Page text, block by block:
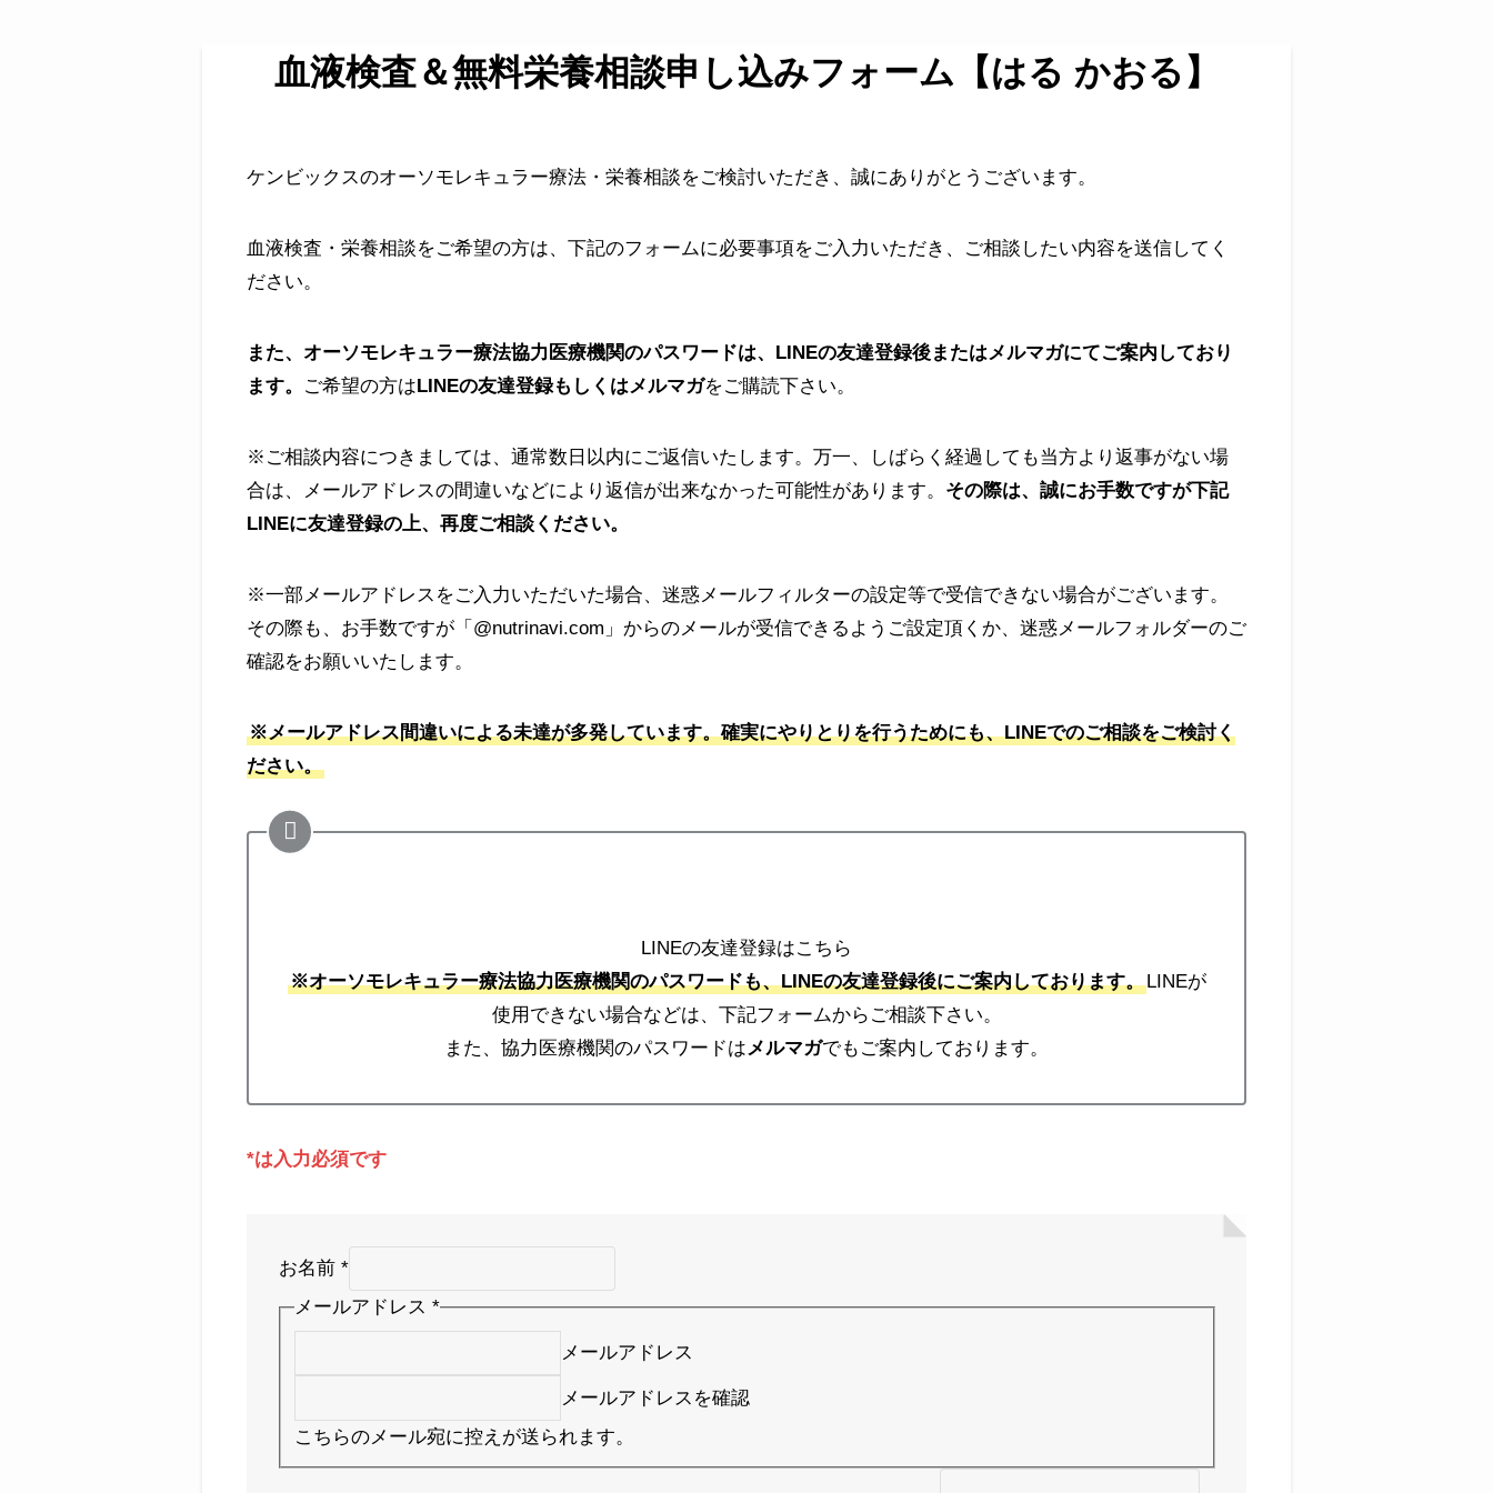
血液検査＆無料栄養相談申し込みフォーム【はる かおる】
ケンビックスのオーソモレキュラー療法・栄養相談をご検討いただき、誠にありがとうございます。
血液検査・栄養相談をご希望の方は、下記のフォームに必要事項をご入力いただき、ご相談したい内容を送信してく
ださい。
また、オーソモレキュラー療法協力医療機関のパスワードは、LINEの友達登録後またはメルマガにてご案内しており
ます。
ご希望の方はLINEの友達登録もしくはメルマガをご購読下さい。
※ご相談内容につきましては、通常数日以内にご返信いたします。万一、しばらく経過しても当方より返事がない場
合は、メールアドレスの間違いなどにより返信が出来なかった可能性があります。 その際は、誠にお手数ですが下記
LINEに友達登録の上、再度ご相談ください。
※一部メールアドレスをご入力いただいた場合、迷惑メールフィルターの設定等で受信できない場合がございます。
その際も、お手数ですが「@nutrinavi.com」からのメールが受信できるようご設定頂くか、迷惑メールフォルダーのご
確認をお願いいたします。
※メールアドレス間違いによる未達が多発しています。確実にやりとりを行うためにも、LINEでのご相談をご検討く
ださい。
LINEの友達登録はこちら
※オーソモレキュラー療法協力医療機関のパスワードも、LINEの友達登録後にご案内しております。LINEが
使用できない場合などは、下記フォームからご相談下さい。
また、協力医療機関のパスワードはメルマガでもご案内しております。
*は入力必須です
お名前 *
お
前
ー
ル
メールアドレス*
メールアドレス
メールアドレスを確認
こちらのメール宛に控えが送られます。